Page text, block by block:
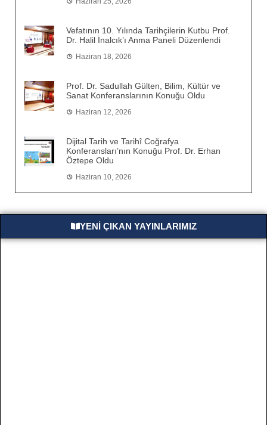
Vefatının 10. Yılında Tarihçilerin Kutbu Prof.
Dr. Halil İnalcık’ı Anma Paneli Düzenlendi
Haziran 18, 2026
Prof. Dr. Sadullah Gülten, Bilim, Kültür ve
Sanat Konferanslarının Konuğu Oldu
Haziran 12, 2026
Dijital Tarih ve Tarihî Coğrafya
Konferansları’nın Konuğu Prof. Dr. Erhan
Öztepe Oldu
Haziran 10, 2026
YENİ ÇIKAN YAYINLARIMIZ